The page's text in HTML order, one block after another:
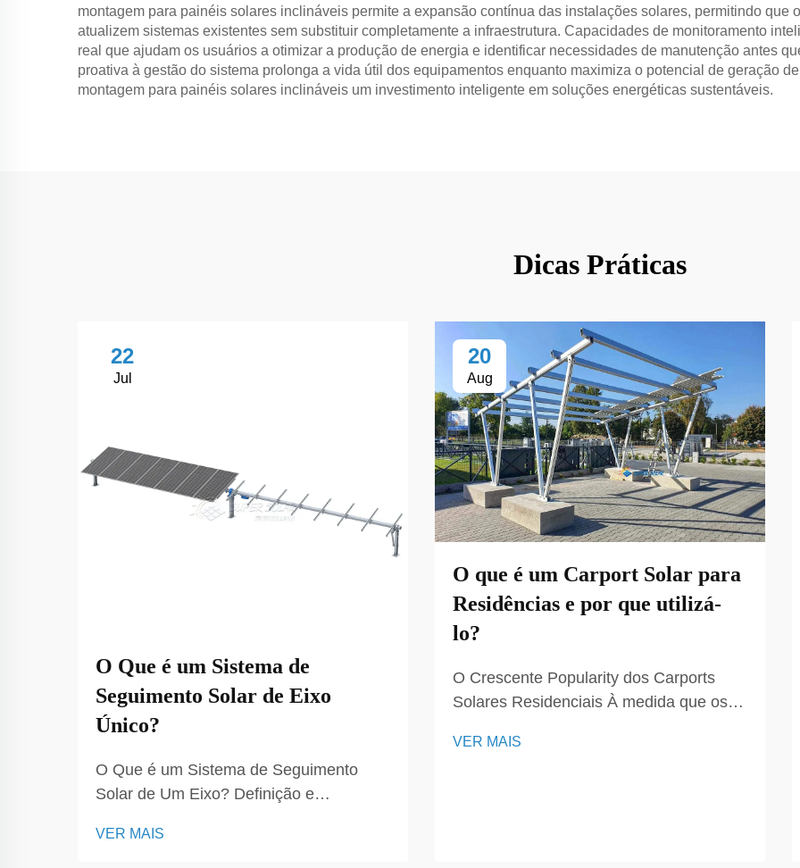
montagem para painéis solares inclináveis permite a expansão contínua das instalações solares, permitindo que
atualizem sistemas existentes sem substituir completamente a infraestrutura. Capacidades de monitoramento
real que ajudam os usuários a otimizar a produção de energia e identificar necessidades de manutenção antes
proativa à gestão do sistema prolonga a vida útil dos equipamentos enquanto maximiza o potencial de geração
montagem para painéis solares inclináveis um investimento inteligente em soluções energéticas sustentáveis.
Dicas Práticas
22
Jul
O Que é um Sistema de
Seguimento Solar de Eixo
Único?
O Que é um Sistema de Seguimento
Solar de Um Eixo? Definição e
seguimento solar de um eixo é um
VER MAIS
20
Aug
O que é um Carport Solar para
Residências e por que utilizá-
lo?
O Crescente Popularity dos Carports
Solares Residenciais À medida que os
formas de reduzir custos com energia e
VER MAIS